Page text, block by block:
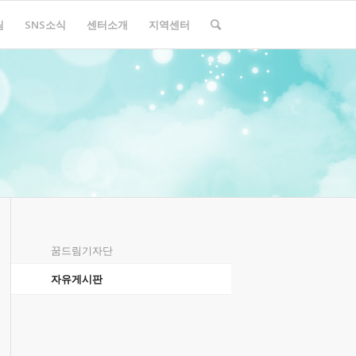
SNS소식 센터소개 지역센터
꿈드림기자단
자유게시판